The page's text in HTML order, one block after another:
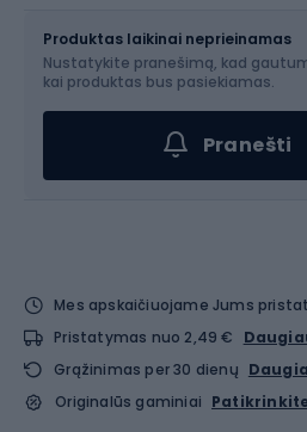
Produktas laikinai neprieinamas
Nustatykite pranešimą, kad
kai produktas bus pasiekiamas.
Pranešti
Mes apskaičiuojame Jums
Pristatymas nuo 2,49 €
Grąžinimas per 30 dienų
Originalūs gaminiai